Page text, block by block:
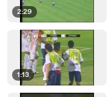
2:29
1:13